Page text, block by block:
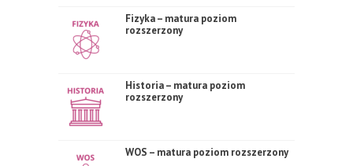
Fizyka – matura poziom
rozszerzony
Historia – matura poziom
rozszerzony
WOS – matura poziom rozszerzony